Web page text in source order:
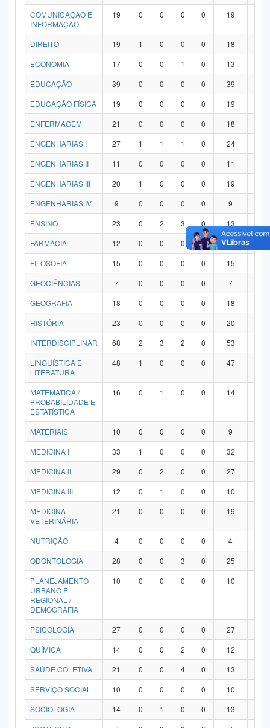
COMUNICAÇÃO E
INFORMAÇÃO
19 0 0 0 0 19
DIREITO 19 1 0 0 0 18
ECONOMIA
17 0 0 1 0 13
EDUCAÇÃO
39 0 0 0 0 39
EDUCAÇÃO FÍSICA
19 0 0 0 0 19
ENFERMAGEM
21 0 0 0 0 18
ENGENHARIAS I
27 1 1 1 0 24
ENGENHARIAS II
11 0 0 0 0 11
ENGENHARIAS III
20 1 0 0 0 19
ENGENHARIAS IV
9 0 0 0 0 9
ENSINO
23 0 2 3 0 13
FARMÁCIA
12 0 0 0 0 12
FILOSOFIA
15 0 0 0 0 15
GEOCIÊNCIAS
7 0 0 0 0 7
GEOGRAFIA
18 0 0 0 0 18
HISTÓRIA
23 0 0 0 0 20
INTERDISCIPLINAR
68 2 3 2 0 53
LINGUÍSTICA E
LITERATURA
48 1 0 0 0 47
MATEMÁTICA /
PROBABILIDADE E
ESTATÍSTICA
16 0 1 0 0 14
MATERIAIS 10 0 0 0 0 9
MEDICINA I
33 1 0 0 0 32
MEDICINA II
29 0 2 0 0 27
MEDICINA III
12 0 1 0 0 10
MEDICINA
VETERINÁRIA
21 0 0 0 0 19
NUTRIÇÃO 4 0 0 0 0 4
ODONTOLOGIA
28 0 0 3 0 25
PLANEJAMENTO
URBANO E
REGIONAL /
DEMOGRAFIA
10 0 0 0 0 10
PSICOLOGIA 27 0 0 0 0 27
QUÍMICA
14 0 0 2 0 12
SAÚDE COLETIVA
21 0 0 4 0 13
SERVIÇO SOCIAL
10 0 0 0 0 10
SOCIOLOGIA
14 0 1 0 0 13